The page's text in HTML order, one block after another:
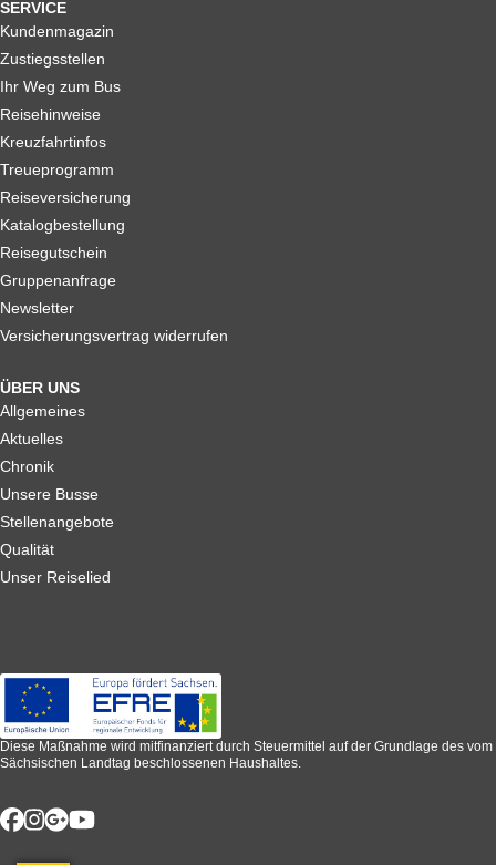
SERVICE
Kundenmagazin
Zustiegsstellen
Ihr Weg zum Bus
Reisehinweise
Kreuzfahrtinfos
Treueprogramm
Reiseversicherung
Katalogbestellung
Reisegutschein
Gruppenanfrage
Newsletter
Versicherungsvertrag widerrufen
ÜBER UNS
Allgemeines
Aktuelles
Chronik
Unsere Busse
Stellenangebote
Qualität
Unser Reiselied
Diese Maßnahme wird mitfinanziert durch Steuermittel auf der Grundlage des vom
Sächsischen Landtag beschlossenen Haushaltes.